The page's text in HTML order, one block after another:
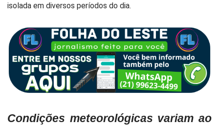
isolada em diversos períodos do dia.
Condições meteorológicas variam ao